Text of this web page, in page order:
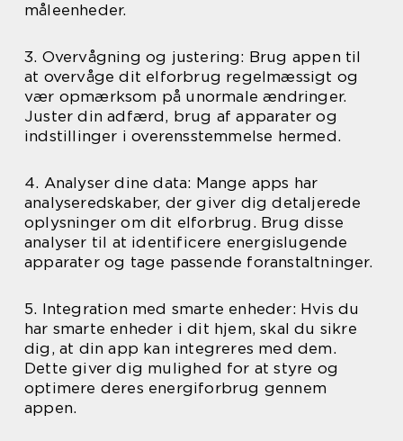
måleenheder.
3. Overvågning og justering: Brug appen til
at overvåge dit elforbrug regelmæssigt og
vær opmærksom på unormale ændringer.
Juster din adfærd, brug af apparater og
indstillinger i overensstemmelse hermed.
4. Analyser dine data: Mange apps har
analyseredskaber, der giver dig detaljerede
oplysninger om dit elforbrug. Brug disse
analyser til at identificere energislugende
apparater og tage passende foranstaltninger.
5. Integration med smarte enheder: Hvis du
har smarte enheder i dit hjem, skal du sikre
dig, at din app kan integreres med dem.
Dette giver dig mulighed for at styre og
optimere deres energiforbrug gennem
appen.